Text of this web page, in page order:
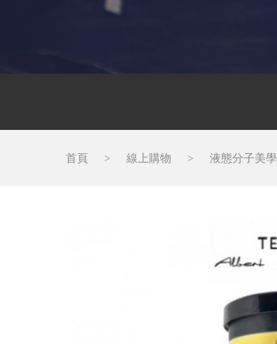
首頁 > 線上購物 > 液態分子美學